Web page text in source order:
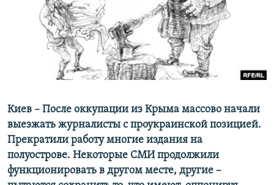
ПОБЕДИТЕЛЕЙ НЕ СУДЯТ?
КРЫМ.НЕПОКОРЕННЫЙ
УКРАИНСКАЯ ПРОБЛЕМА КРЫМА
ПРИСОЕДИНЯЙТЕСЬ!
Киев – После оккупации из Крыма массово начали
выезжать журналисты с проукраинской позицией.
Прекратили работу многие издания на
полуострове. Некоторые СМИ продолжили
функционировать в другом месте, другие –